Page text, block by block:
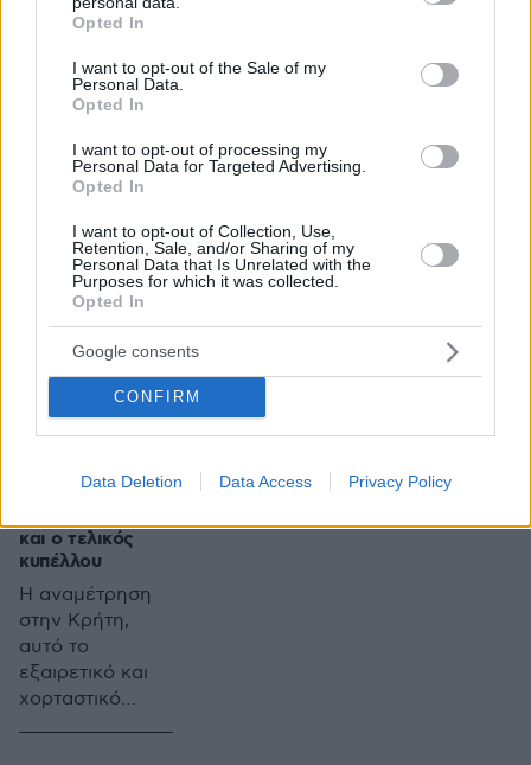
grant or deny consent to Google and its third-party tags to
use your data for below specified purposes in below Google
consent section.
Opted In
I want to opt-out of the Sale of my
Personal Data.
Opted In
I want to opt-out of processing my
Personal Data for Targeted Advertising.
Opted In
I want to opt-out of Collection, Use,
Retention, Sale, and/or Sharing of my
Personal Data that Is Unrelated with the
Purposes for which it was collected.
Opted In
Google consents
CONFIRM
Data Deletion Data Access Privacy Policy
διάρκεια του
έτσι και τώρα, ο
Ολυμπιακός
Τούμπα και
ξανάκανε τον
ΠΑΝΤΕΛΗΣ
Ο Ολυμπιακός, η
Τούμπα και ένα
Και ενώ τα
media έχουν
αρχίσει, κατά
την κλασική
τους συνήθεια
πηγαινοφέρνουν
ποδοσφαιριστές
Ολυμπιακό, ο
οργανισμός έχει
πολύ απλά
πράγματα να
σκεφτεί
30.04.2026, 09:56 1
και ο τελικός
κυπέλλου
Η αναμέτρηση
στην Κρήτη,
αυτό το
εξαιρετικό και
χορταστικό
26.04.2026, 21:19 5